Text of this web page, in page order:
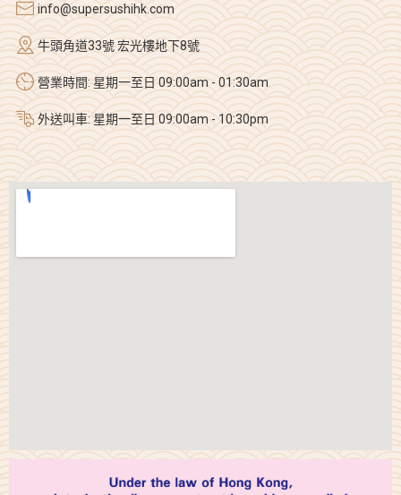
info@supersushihk.com
牛頭角道33號 宏光樓地下8號
營業時間: 星期一至日 09:00am - 01:30am
外送叫車: 星期一至日 09:00am - 10:30pm